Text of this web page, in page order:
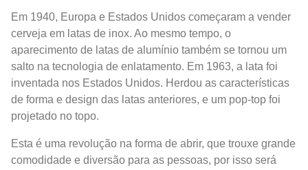
Em 1940, Europa e Estados Unidos começaram a vender
cerveja em latas de inox. Ao mesmo tempo, o
aparecimento de latas de alumínio também se tornou um
salto na tecnologia de enlatamento. Em 1963, a lata foi
inventada nos Estados Unidos. Herdou as características
de forma e design das latas anteriores, e um pop-top foi
projetado no topo.
Esta é uma revolução na forma de abrir, que trouxe grande
comodidade e diversão para as pessoas, por isso será